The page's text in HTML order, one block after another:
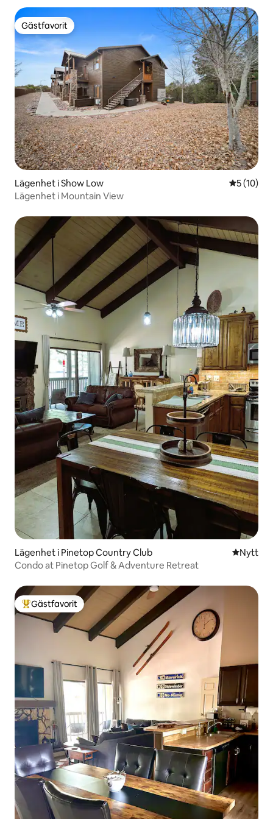
Gästfavorit
Gästfavorit
Lägenhet i Show Low 5 av 5 i
5 (10)
Lägenhet i Mountain View
Lägenhet i Pinetop Country Club NyttNytt
Condo at Pinetop Golf & Adventure Retreat
Populär gästfavorit
Gästfavorit